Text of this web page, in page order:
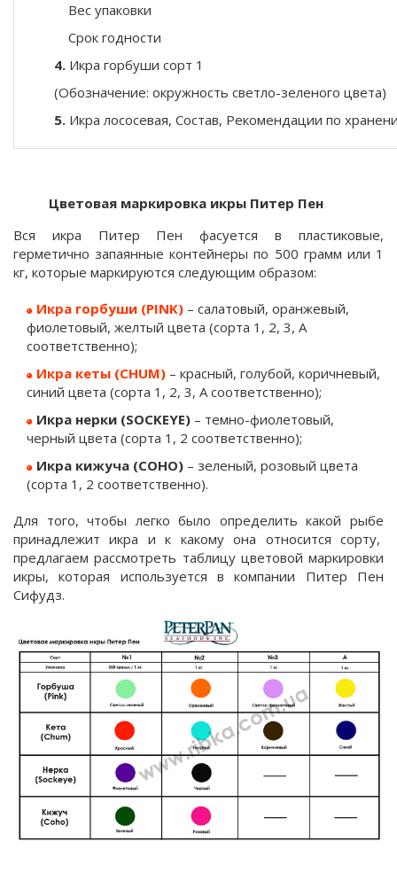
Вес упаковки
Срок годности
4. Икра горбуши сорт 1
(Обозначение: окружность светло-зеленого цвета)
5. Икра лососевая, Состав, Рекомендации по
Цветовая маркировка икры Питер Пен
Вся икра Питер Пен фасуется в пластиковые,
герметично запаянные контейнеры по 500 грамм или 1
кг, которые маркируются следующим образом:
Икра горбуши (PINK) – салатовый, оранжевый,
фиолетовый, желтый цвета (сорта 1, 2, 3, А
соответственно);
Икра кеты (CHUM) – красный, голубой, коричневый,
синий цвета (сорта 1, 2, 3, А соответственно);
Икра нерки (SOCKEYE) – темно-фиолетовый,
черный цвета (сорта 1, 2 соответственно);
Икра кижуча (COHO) – зеленый, розовый цвета
(сорта 1, 2 соответственно).
Для того, чтобы легко было определить какой рыбе
принадлежит икра и к какому она относится сорту,
предлагаем рассмотреть таблицу цветовой маркировки
икры, которая используется в компании Питер Пен
Сифудз.